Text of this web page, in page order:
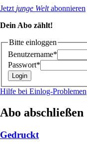
Jetzt junge Weltabonnieren
Dein Abo zählt!
Bitte einloggen
Benutzername*
Passwort*
Hilfe bei Einlog-Problemen
Abo abschließen
Gedruckt